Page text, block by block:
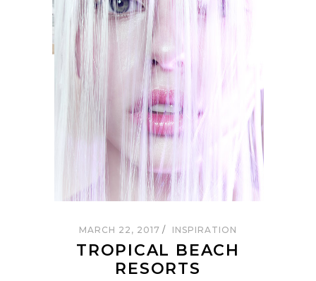
MARCH 22, 2017 INSPIRATION
TROPICAL BEACH
RESORTS